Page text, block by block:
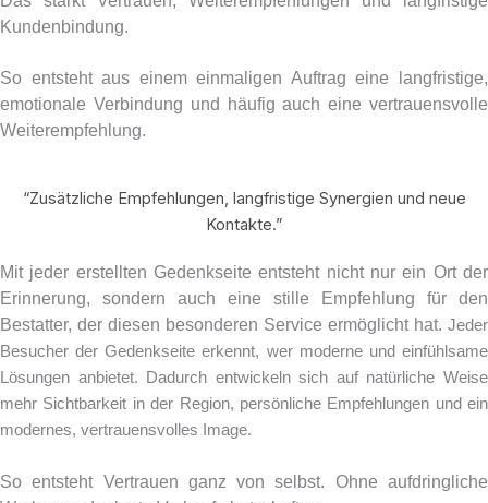
Kundenbindung.
So entsteht aus einem einmaligen Auftrag eine langfristige,
emotionale Verbindung und häufig auch eine vertrauensvolle
Weiterempfehlung.
“Zusätzliche Empfehlungen, langfristige Synergien und neue
Kontakte.”
Mit jeder erstellten Gedenkseite entsteht nicht nur ein Ort der
Erinnerung, sondern auch eine stille Empfehlung für den
Bestatter, der diesen besonderen Service ermöglicht hat. Jeder
Besucher der Gedenkseite erkennt, wer moderne und einfühlsame
Lösungen anbietet.
Dadurch entwickeln sich auf natürliche Weise
mehr Sichtbarkeit in der Region, persönliche Empfehlungen und ein
modernes, vertrauensvolles Image.
So entsteht Vertrauen ganz von selbst. Ohne aufdringliche